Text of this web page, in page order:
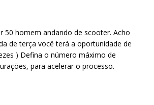
50 homem andando de scooter. Acho
de terça você terá a oportunidade de
) Defina o número máximo de
para acelerar o processo.